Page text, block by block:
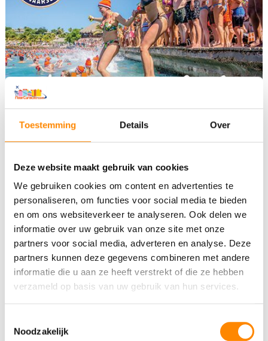
Toestemming Details Over
Deze website maakt gebruik van cookies
We gebruiken cookies om content en advertenties te
personaliseren, om functies voor social media te bieden
en om ons websiteverkeer te analyseren. Ook delen we
informatie over uw gebruik van onze site met onze
partners voor social media, adverteren en analyse. Deze
partners kunnen deze gegevens combineren met andere
informatie die u aan ze heeft verstrekt of die ze hebben
verzameld op basis van uw gebruik van hun services.
Noodzakelijk
UNOX Nieuwjaarsduik Curacao 2023 – Zanzibar Jan Thiel